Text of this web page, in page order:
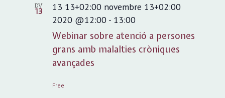
DV
13
13 13+02:00 novembre 13+02:00
2020 @12:00 - 13:00
Webinar sobre atenció a persones
grans amb malalties cròniques
avançades
Free